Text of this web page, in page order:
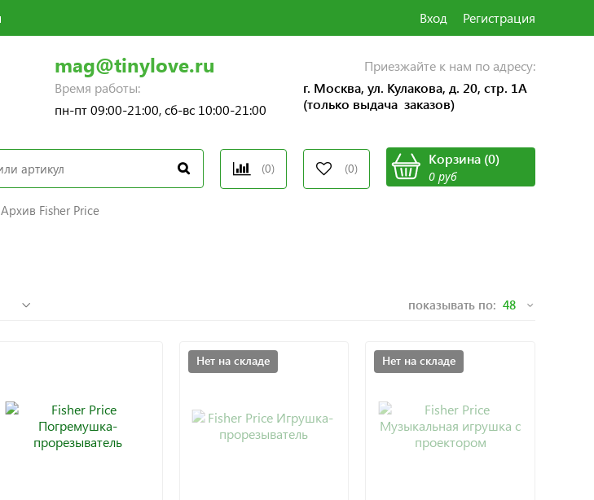
Вход Регистрация
mag@tinylove.ru
Время работы:
пн-пт 09:00-21:00, сб-вс 10:00-21:00
Приезжайте к нам по адресу:
г. Москва, ул. Кулакова, д. 20, стр. 1А
(только выдача заказов)
(0) (0)
Корзина(0)
0 руб
Архив Fisher Price
показывать по:
Нет на складе Нет на складе